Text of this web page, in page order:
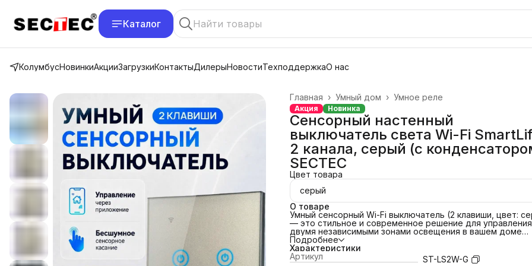
Каталог
КолумбусНовинкиАкцииЗагрузкиКонтактыДилерыНовостиТехподдержкаО нас
Умное реле
Умный дом ›
Главная ›
Акция Новинка
Сенсорный настенный
выключатель света Wi-Fi
2 канала, серый (с
SECTEC
Цвет товара
серый
О товаре
Умный сенсорный Wi-Fi выключатель (2 клавиши, цвет:
— это стильное и современное решение для управления
двумя независимыми зонами освещения в вашем доме
(например, люстрой и точечными светильниками).
панель выполнена из закаленного стекла, которое не
царапается, не выцветает и легко моется.
Подробнее
Характеристики
Артикул
ST-LS2W-G